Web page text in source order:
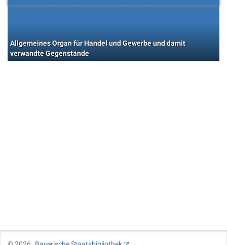
Allgemeines Organ für Handel und Gewerbe und damit
verwandte Gegenstände